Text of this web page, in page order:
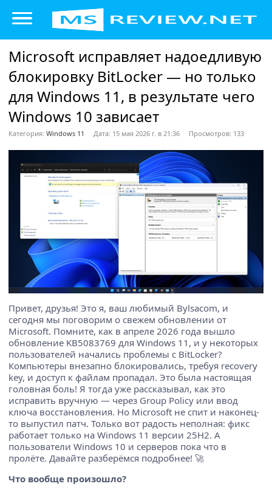
Microsoft исправляет надоедливую
блокировку BitLocker — но только
для Windows 11, в результате чего
Windows 10 зависает
Категория: Windows 11 Дата: 15 мая 2026 г. в 21:36 Просмотров: 133
Привет, друзья! Это я, ваш любимый Вylsacom, и
сегодня мы поговорим о свежем обновлении от
Microsoft. Помните, как в апреле 2026 года вышло
обновление KB5083769 для Windows 11, и у некоторых
пользователей начались проблемы с BitLocker?
Компьютеры внезапно блокировались, требуя recovery
key, и доступ к файлам пропадал. Это была настоящая
головная боль! Я тогда уже рассказывал, как это
исправить вручную — через Group Policy или ввод
ключа восстановления. Но Microsoft не спит и наконец-
то выпустил патч. Только вот радость неполная: фикс
работает только на Windows 11 версии 25H2. А
пользователи Windows 10 и серверов пока что в
пролёте. Давайте разберёмся подробнее! 🚀
Что вообще произошло?